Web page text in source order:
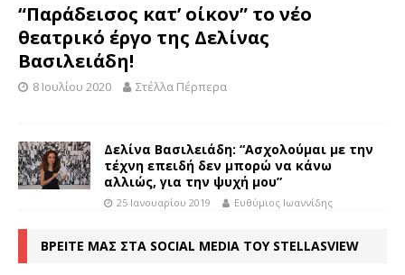
“Παράδεισος κατ’ οίκον” το νέο
θεατρικό έργο της Δελίνας
Βασιλειάδη!
8 Ιουλίου 2020 Στέλλα Πέρπερα
Δελίνα Βασιλειάδη: “Ασχολούμαι με την
τέχνη επειδή δεν μπορώ να κάνω
αλλιώς, για την ψυχή μου”
25 Ιανουαρίου 2019 Ευθύμιος Ιωαννίδης
ΒΡΕΙΤΕ ΜΑΣ ΣΤΑ SOCIAL MEDIA ΤΟΥ STELLASVIEW